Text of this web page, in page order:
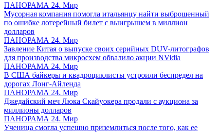
ПАНОРАМА 24. Мир
Мусорная компания помогла итальянцу найти выброшенный
по ошибке лотерейный билет с выигрышем в миллион
долларов
ПАНОРАМА 24. Мир
Завление Китая о выпуске своих серийных DUV-литографов
для производства микросхем обвалило акции NVidia
ПАНОРАМА 24. Мир
В США байкеры и квадроциклисты устроили беспредел на
дорогах Лонг-Айленда
ПАНОРАМА 24. Мир
Джедайский меч Люка Скайуокера продали с аукциона за
миллионы долларов
ПАНОРАМА 24. Мир
Ученица смогла успешно приземлиться после того, как ее